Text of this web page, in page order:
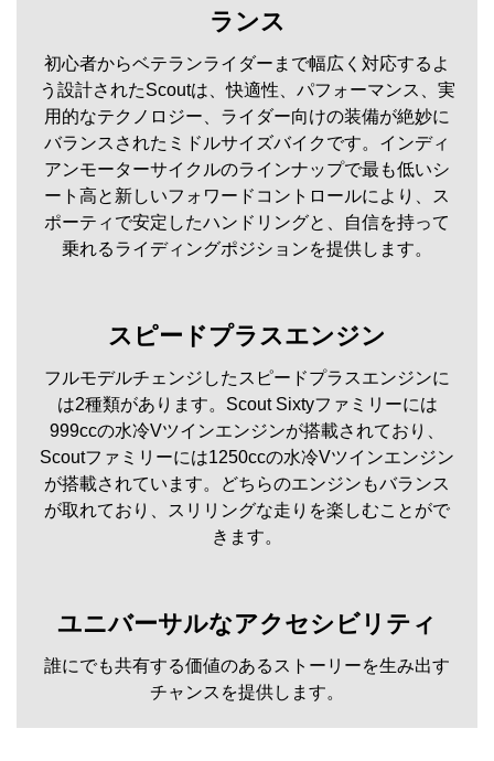
ランス
初心者からベテランライダーまで幅広く対応するよ
う設計されたScoutは、快適性、パフォーマンス、実
用的なテクノロジー、ライダー向けの装備が絶妙に
バランスされたミドルサイズバイクです。インディ
アンモーターサイクルのラインナップで最も低いシ
ート高と新しいフォワードコントロールにより、ス
ポーティで安定したハンドリングと、自信を持って
乗れるライディングポジションを提供します。
スピードプラスエンジン
フルモデルチェンジしたスピードプラスエンジンに
は2種類があります。Scout Sixtyファミリーには
999ccの水冷Vツインエンジンが搭載されており、
Scoutファミリーには1250ccの水冷Vツインエンジン
が搭載されています。どちらのエンジンもバランス
が取れており、スリリングな走りを楽しむことがで
きます。
ユニバーサルなアクセシビリティ
誰にでも共有する価値のあるストーリーを生み出す
チャンスを提供します。